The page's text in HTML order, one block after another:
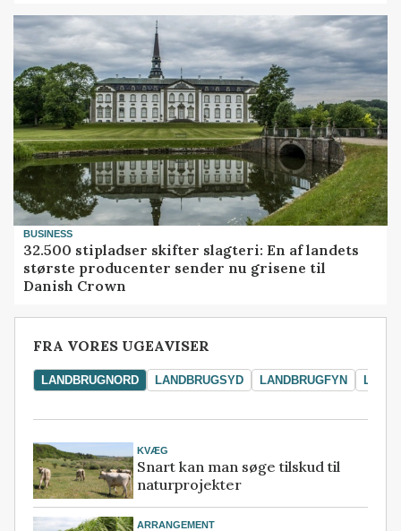
BUSINESS
32.500 stipladser skifter slagteri: En af landets
største producenter sender nu grisene til
Danish Crown
FRA VORES UGEAVISER
LANDBRUGNORD LANDBRUGSYD LANDBRUGFYN
KVÆG
Snart kan man søge tilskud til
naturprojekter
ARRANGEMENT